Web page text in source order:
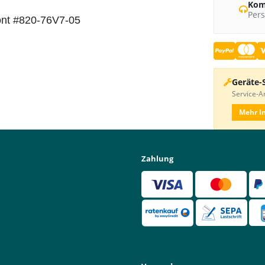
#820-76V7-05
Geräte-
Service-
Mehr
Zahlung